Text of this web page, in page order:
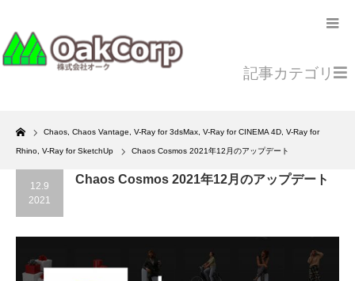
Home
Chaos Chaos Vantage V-Ray for 3dsMax V-Ray for CINEMA 4D V-Ray for
Rhino V-Ray for SketchUp Chaos Cosmos 2021年12月のアップデート
記事カテゴリ
12.9
2021
Chaos Cosmos 2021年12月のアップデート